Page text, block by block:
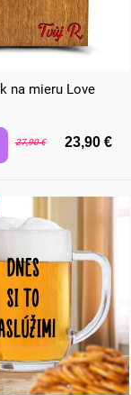
na mieru Love
27,90 € 23,90 €